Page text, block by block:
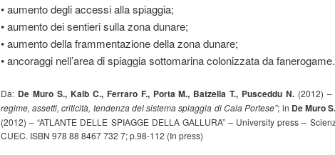
• aumento degli accessi alla spiaggia;
• aumento dei sentieri sulla zona dunare;
• aumento della frammentazione della zona dunare;
• ancoraggi nell’area di spiaggia sottomarina colonizzata da fanerogame.
Da: De Muro S., Kalb C., Ferraro F., Porta M., Batzella T., Pusceddu N. (2012) –
regime, assetti, criticità, tendenza del sistema spiaggia di Cala Portese”; in De Muro
(2012) – “ATLANTE DELLE SPIAGGE DELLA GALLURA” – University press –
CUEC. ISBN 978 88 8467 732 7; p.98-112 (In press)